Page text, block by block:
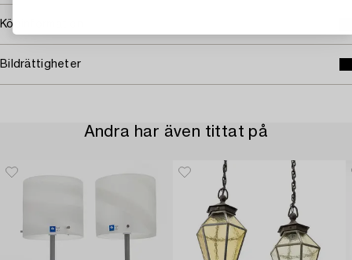
Köpinformation
Bildrättigheter
Andra har även tittat på